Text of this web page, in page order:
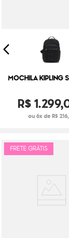
MOCHILA KIPLING
R$1.299,
ou 6x de R$
FRETE GRÁTIS